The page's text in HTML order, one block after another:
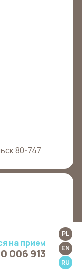
на прием
006 913
PL
EN
RU
80-747